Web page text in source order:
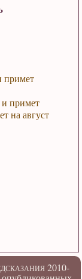
примет
примет
на август
2010-